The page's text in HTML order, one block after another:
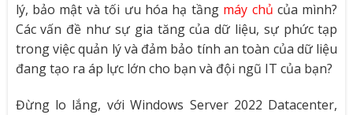
lý, bảo mật và tối ưu hóa hạ tầng máy chủ của mình?
Các vấn đề như sự gia tăng của dữ liệu, sự phức tạp
trong việc quản lý và đảm bảo tính an toàn của dữ liệu
đang tạo ra áp lực lớn cho bạn và đội ngũ IT của bạn?
Đừng lo lắng, với Windows Server 2022 Datacenter,